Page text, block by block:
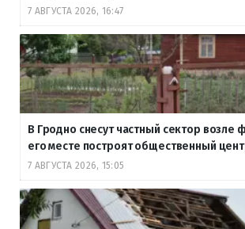
7 АВГУСТА 2026, 16:47
В Гродно снесут частный сектор возле
его месте построят общественный
7 АВГУСТА 2026, 15:05